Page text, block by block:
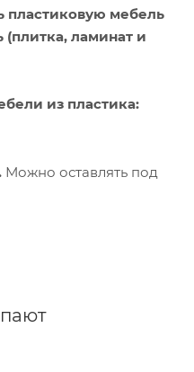
пластиковую мебель
(плитка, ламинат и
из пластика:
Можно оставлять под
на солнце.